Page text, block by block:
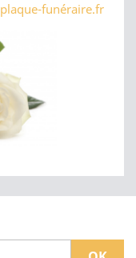
plaque-funéraire.fr